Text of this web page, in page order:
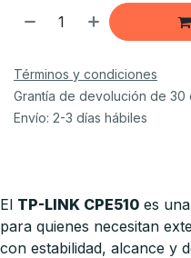
Términos y condiciones
Grantía de devolución de 30
Envío: 2-3 días hábiles
El TP-LINK CPE510 es
para quienes necesitan
con estabilidad, alcance y